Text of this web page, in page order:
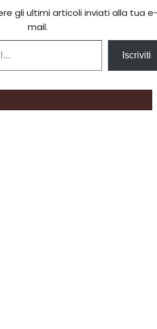
gli ultimi articoli inviati alla tua
mail.
Iscriviti